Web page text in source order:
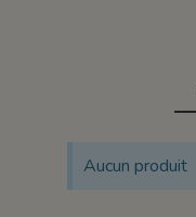
Aucun produit